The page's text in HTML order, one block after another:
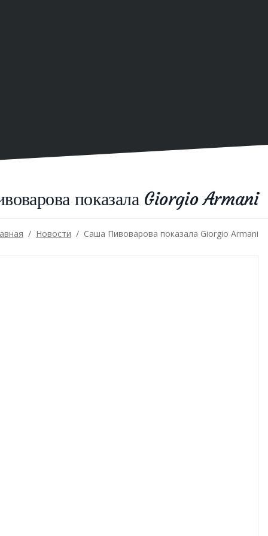
показала Giorgio Armani
/ Новости / Саша Пивоварова показала Giorgio Armani